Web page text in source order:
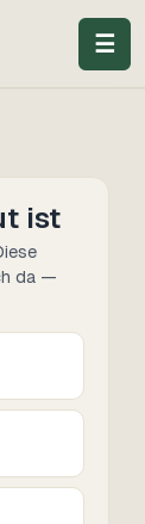
☰
ist
da —